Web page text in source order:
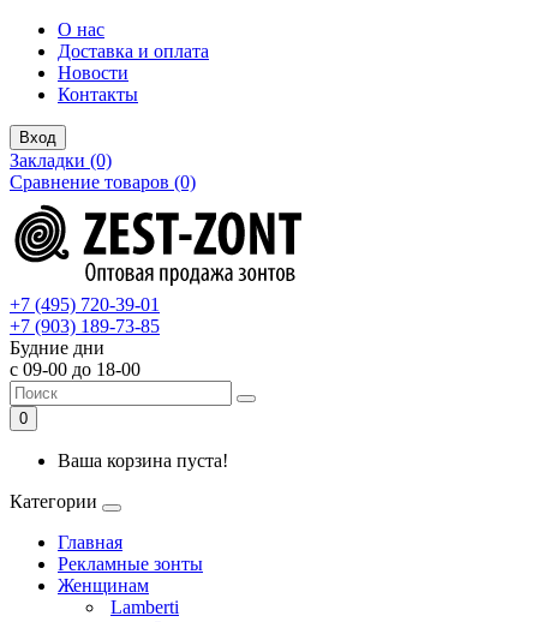
О нас
Доставка и оплата
Новости
Контакты
Вход
Закладки (0)
Сравнение товаров (0)
+7 (495) 720-39-01
+7 (903) 189-73-85
Будние дни
с 09-00 до 18-00
0
Ваша корзина пуста!
Категории
Главная
Рекламные зонты
Женщинам
Lamberti